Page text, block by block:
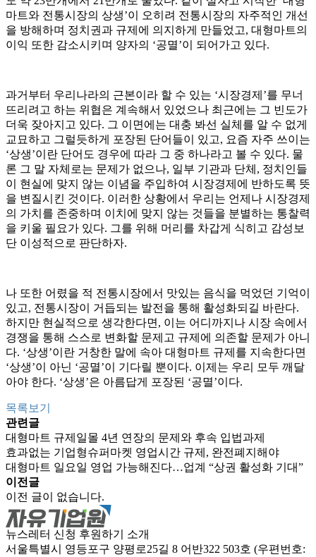
마트와 전통시장의 상생’이 오히려 전통시장의 자주적인 개선
을 방해하며 정치권과 규제에 의지하게 만들었고, 대형마트의
이익 또한 감소시키며 양자의 ‘공멸’이 되어가고 있다.
과거부터 우리나라의 근본이라 할 수 있는 ‘시장경제’를 무너
뜨리려고 하는 위협은 계속해서 있었으나 최근에는 그 빈도가
더욱 잦아지고 있다. 그 이면에는 대충 봐선 실체를 알 수 없게
교묘하고 그럴듯하게 포장된 단어들이 있고, 요즘 자주 쓰이는
‘상생’이란 단어도 경우에 따라 그 중 하나라고 볼 수 있다. 물
론 그 말 자체로는 문제가 없으나, 일부 기관과 단체, 정치인들
이 현실에 맞지 않는 이념을 주입하여 시장경제에 반하도록 뜻
을 변질시킨 것이다. 이러한 상황에서 우리는 언제나 시장경제
의 가치를 존중하며 이치에 맞지 않는 것들을 분별하는 통찰력
을 키울 필요가 있다. 그를 위해 머리를 차갑게 식히고 감성보
단 이성적으로 판단하자.
나 또한 어렸을 적 전통시장에서 맛있는 음식을 먹었던 기억이
있고, 전통시장이 거듭되는 발전을 통해 활성화되길 바란다.
하지만 현실적으로 생각한다면, 이는 어디까지나 시장 속에서
경쟁을 통해 스스로 변화할 문제고 규제에 의존할 문제가 아니
다. ‘상생’이란 거창한 말에 속아 대형마트 규제를 지속한다면
‘상생’이 아닌 ‘공멸’이 기다릴 뿐이다. 이제는 우리 모두 깨달
아야 한다. ‘상생’은 아름답게 포장된 ‘공멸’이다.
목록보기
관련글
대형마트 규제일몰 4년 연장의 문제와 후속 입법과제
효과없는 기업형슈퍼마켓 영업시간 규제, 완전폐지해야
대형마트 일요일 영업 가능해진다…업계 “상권 활성화 기대”
이전글
이전 글이 없습니다.
뉴스레터 신청 후원하기
소개
서울특별시 영등포구 양평로25길 8 어반322 503호 (우편번호: